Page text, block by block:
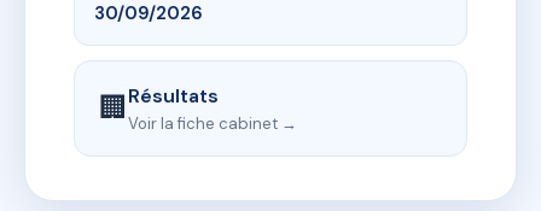
30/09/2026
🏢Résultats
Voir la fiche cabinet →